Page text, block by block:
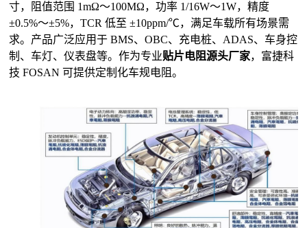
寸，阻值范围 1mΩ～100MΩ，功率 1/16W～1W，精度
±0.5%～±5%，TCR 低至 ±10ppm/℃，满足车载所有场景需
求。产品广泛应用于 BMS、OBC、充电桩、ADAS、车身控
制、车灯、仪表盘等。作为专业贴片电阻源头厂家，富捷科
技 FOSAN 可提供定制化车规电阻。